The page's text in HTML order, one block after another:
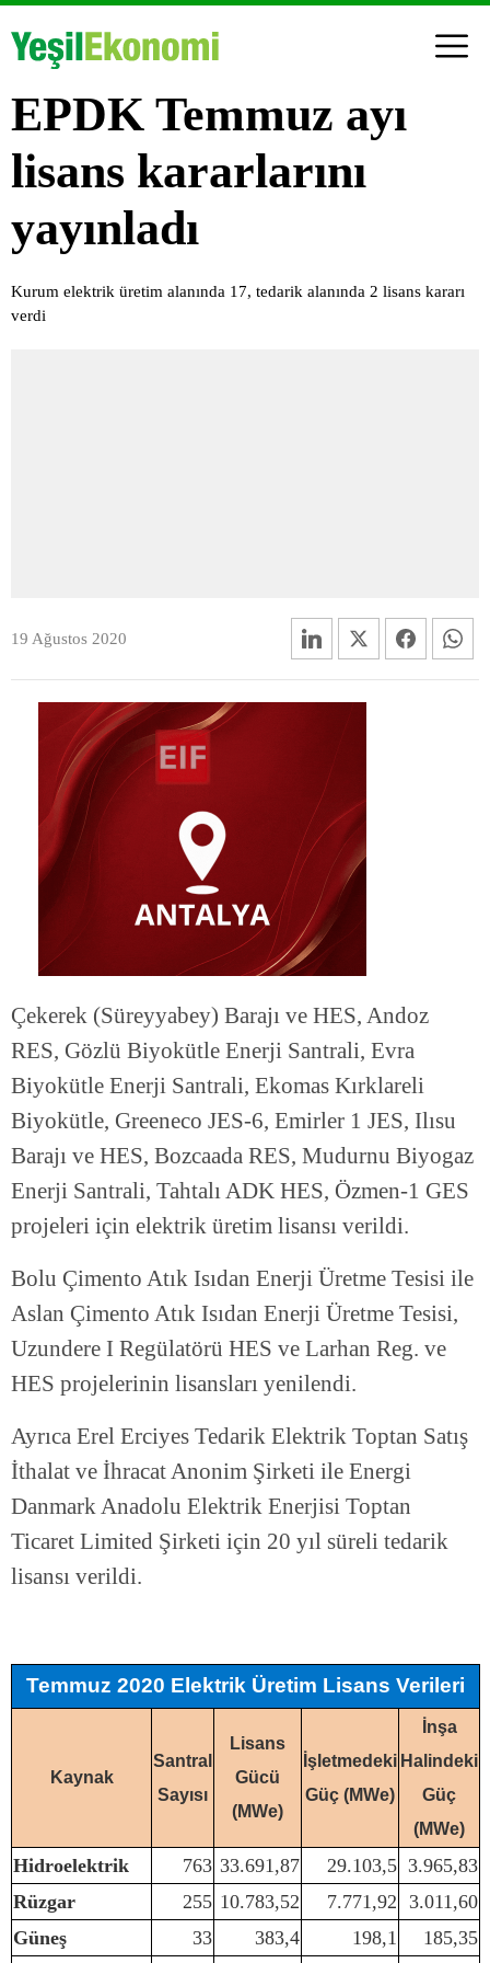
EPDK Temmuz ayı
lisans kararlarını
yayınladı
Kurum elektrik üretim alanında 17, tedarik alanında 2 lisans kararı
verdi
19 Ağustos 2020
Çekerek (Süreyyabey) Barajı ve HES, Andoz
RES, Gözlü Biyokütle Enerji Santrali, Evra
Biyokütle Enerji Santrali, Ekomas Kırklareli
Biyokütle, Greeneco JES-6, Emirler 1 JES, Ilısu
Barajı ve HES, Bozcaada RES, Mudurnu Biyogaz
Enerji Santrali, Tahtalı ADK HES, Özmen-1 GES
projeleri için elektrik üretim lisansı verildi.
Bolu Çimento Atık Isıdan Enerji Üretme Tesisi ile
Aslan Çimento Atık Isıdan Enerji Üretme Tesisi,
Uzundere I Regülatörü HES ve Larhan Reg. ve
HES projelerinin lisansları yenilendi.
Ayrıca Erel Erciyes Tedarik Elektrik Toptan Satış
İthalat ve İhracat Anonim Şirketi ile Energi
Danmark Anadolu Elektrik Enerjisi Toptan
Ticaret Limited Şirketi için 20 yıl süreli tedarik
lisansı verildi.
Temmuz 2020 Elektrik Üretim Lisans Verileri
Kaynak
Santral
Sayısı
Lisans
Gücü
(MWe)
İşletmedeki
Güç (MWe)
İnşa
Halindeki
Güç
(MWe)
Hidroelektrik 763 33.691,87 29.103,5 3.965,83
Rüzgar
255 10.783,52 7.771,92 3.011,60
Güneş
33 383,4 198,1 185,35